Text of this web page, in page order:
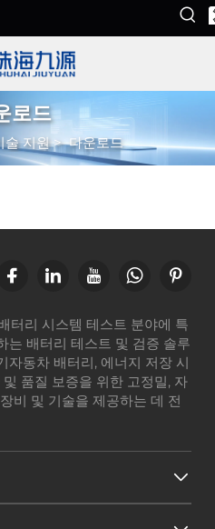
로드
술 지원>다운로드
터리 시스템 테스트 분야에 특
는 배터리 테스트 및 검증 솔루
자동차 배터리, 에너지 저장 시
품질 보증을 위한 고정밀, 자
비 및 기술을 제공하는 데 전